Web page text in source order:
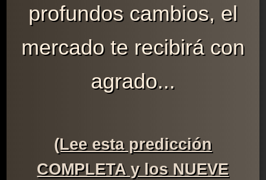
profundos cambios, el
mercado te recibirá con
agrado...
(Lee esta predicción
COMPLETA y los NUEVE